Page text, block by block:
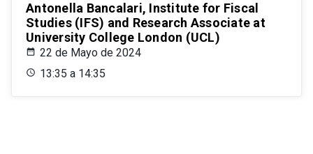
Antonella Bancalari, Institute for Fiscal
Studies (IFS) and Research Associate at
University College London (UCL)
22 de Mayo de 2024
13:35 a 14:35